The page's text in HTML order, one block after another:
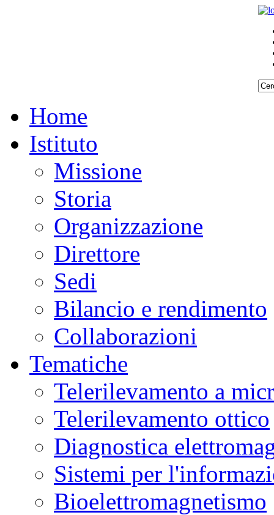
Home
Istituto
Missione
Storia
Organizzazione
Direttore
Sedi
Bilancio e rendimento
Collaborazioni
Tematiche
Telerilevamento a
Telerilevamento ottico
Diagnostica
Sistemi per
Bioelettromagnetismo